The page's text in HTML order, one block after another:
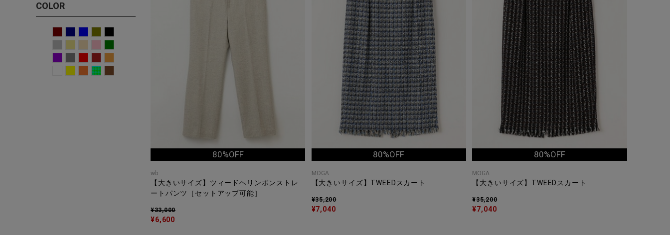
COLOR
80%OFF
wb
【大きいサイズ】ツィードヘリンボンストレ
ートパンツ［セットアップ可能］
¥33,000
¥6,600
80%OFF
MOGA
【大きいサイズ】TWEEDスカート
¥35,200
¥7,040
80%OFF
MOGA
【大きいサイズ】TWEEDスカート
¥35,200
¥7,040